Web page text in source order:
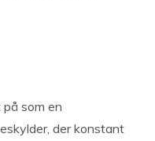
som en
der konstant